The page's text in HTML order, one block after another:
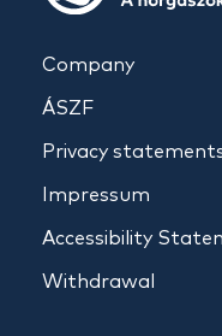
Company
ÁSZF
Privacy
Impressum
Accessibility
Withdrawal